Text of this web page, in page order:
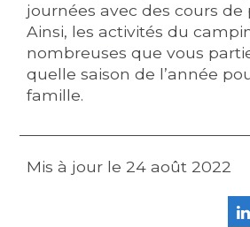
journées avec des cours de
Ainsi, les activités du
nombreuses que vous
quelle saison de l’année
famille.
Mis à jour le 24 août 2022